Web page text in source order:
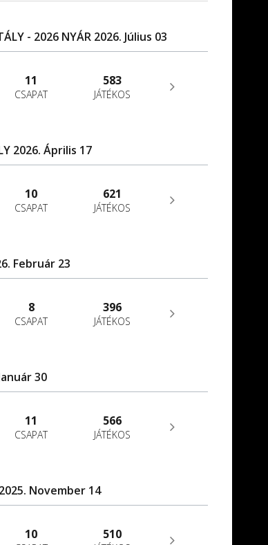
- 2026 NYÁR 2026. Július 03
11
CSAPAT
583
JÁTÉKOS
2026. Április 17
10
CSAPAT
621
JÁTÉKOS
Február 23
8
CSAPAT
396
JÁTÉKOS
30
11
CSAPAT
566
JÁTÉKOS
November 14
10 510